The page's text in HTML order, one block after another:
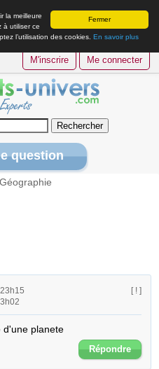
Fermer
la meilleure
à utiliser ce
l’utilisation des cookies. En savoir plus
M'inscrire Me connecter
question
Géographie
[ ! ]
d'une planete
Répondre